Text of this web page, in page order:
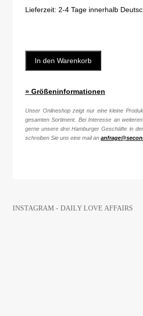
Lieferzeit: 2-4 Tage innerhalb
In den Warenkorb
» Größeninformationen
Unser Onlineshop zeigt nur eine kleine
gesamten Sortiment. Bei Interesse an
gerne unsere drei Hamburger Geschäfte in
schreiben Sie uns eine mail an
INSTAGRAM - DAILY LOVE AFFAIRS